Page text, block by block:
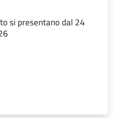
si presentano dal 24